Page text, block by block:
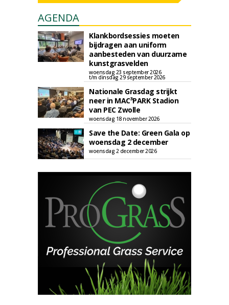
AGENDA
Klankbordsessies moeten
bijdragen aan uniform
aanbesteden van duurzame
kunstgrasvelden
woensdag 23 september 2026
t/m dinsdag 29 september 2026
Nationale Grasdag strijkt
neer in MAC³PARK Stadion
van PEC Zwolle
woensdag 18 november 2026
Save the Date: Green Gala op
woensdag 2 december
woensdag 2 december 2026